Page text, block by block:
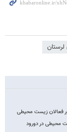
لرستان
فعالان زیست محیطی
محیطی در دورود